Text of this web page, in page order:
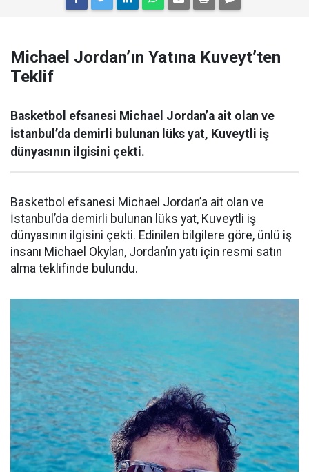
Michael Jordan’ın Yatına Kuveyt’ten
Teklif
Basketbol efsanesi Michael Jordan’a ait olan ve
İstanbul’da demirli bulunan lüks yat, Kuveytli iş
dünyasının ilgisini çekti.
Basketbol efsanesi Michael Jordan’a ait olan ve
İstanbul’da demirli bulunan lüks yat, Kuveytli iş
dünyasının ilgisini çekti. Edinilen bilgilere göre, ünlü iş
insanı Michael Okylan, Jordan’ın yatı için resmi satın
alma teklifinde bulundu.